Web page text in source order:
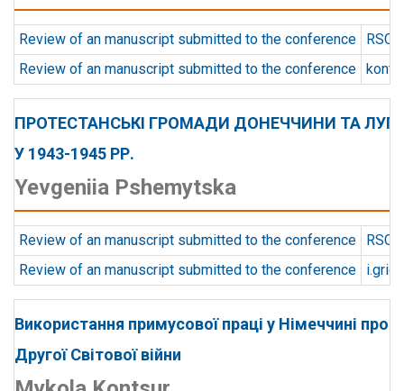
Review of an manuscript submitted to the conference
Review of an manuscript submitted to the conference
ПРОТЕСТАНСЬКІ ГРОМАДИ ДОНЕЧЧИНИ ТА
У 1943-1945 РР.
Yevgeniia Pshemytska
Review of an manuscript submitted to the conference
Review of an manuscript submitted to the conference
Використання примусової праці у Німеччині
Другої Світової війни